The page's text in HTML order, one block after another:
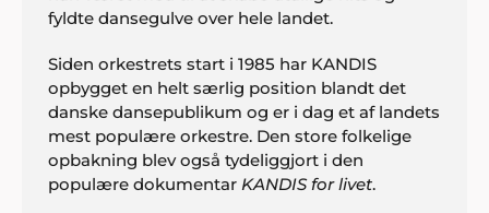
fyldte dansegulve over hele landet.
Siden orkestrets start i 1985 har KANDIS
opbygget en helt særlig position blandt det
danske dansepublikum og er i dag et af landets
mest populære orkestre. Den store folkelige
opbakning blev også tydeliggjort i den
populære dokumentar KANDIS for livet.